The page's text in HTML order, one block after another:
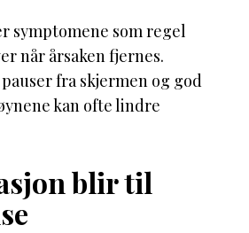
symptomene som regel
når årsaken fjernes.
fra skjermen og god
kan ofte lindre
blir til